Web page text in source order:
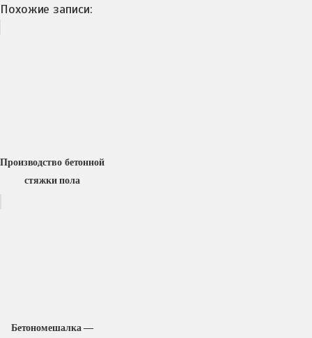
Похожие записи:
Производство бетонной
стяжки пола
Бетономешалка —